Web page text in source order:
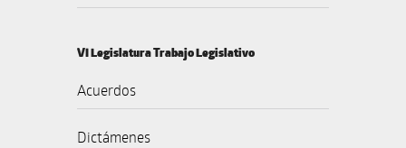
VI Legislatura Trabajo Legislativo
Acuerdos
Dictámenes